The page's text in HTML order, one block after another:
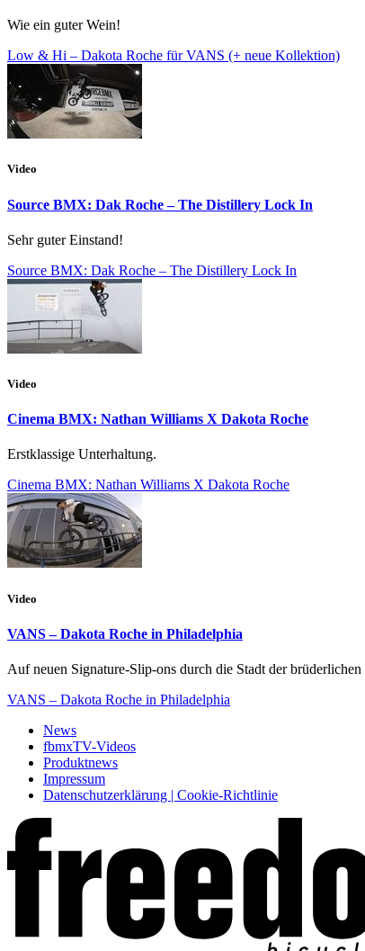
Wie ein guter Wein!
Low & Hi – Dakota Roche für VANS (+ neue Kollektion)
Video
Source BMX: Dak Roche – The Distillery Lock In
Sehr guter Einstand!
Source BMX: Dak Roche – The Distillery Lock In
Video
Cinema BMX: Nathan Williams X Dakota Roche
Erstklassige Unterhaltung.
Cinema BMX: Nathan Williams X Dakota Roche
Video
VANS – Dakota Roche in Philadelphia
Auf neuen Signature-Slip-ons durch die Stadt der brüderlichen
VANS – Dakota Roche in Philadelphia
News
fbmxTV-Videos
Produktnews
Impressum
Datenschutzerklärung | Cookie-Richtlinie